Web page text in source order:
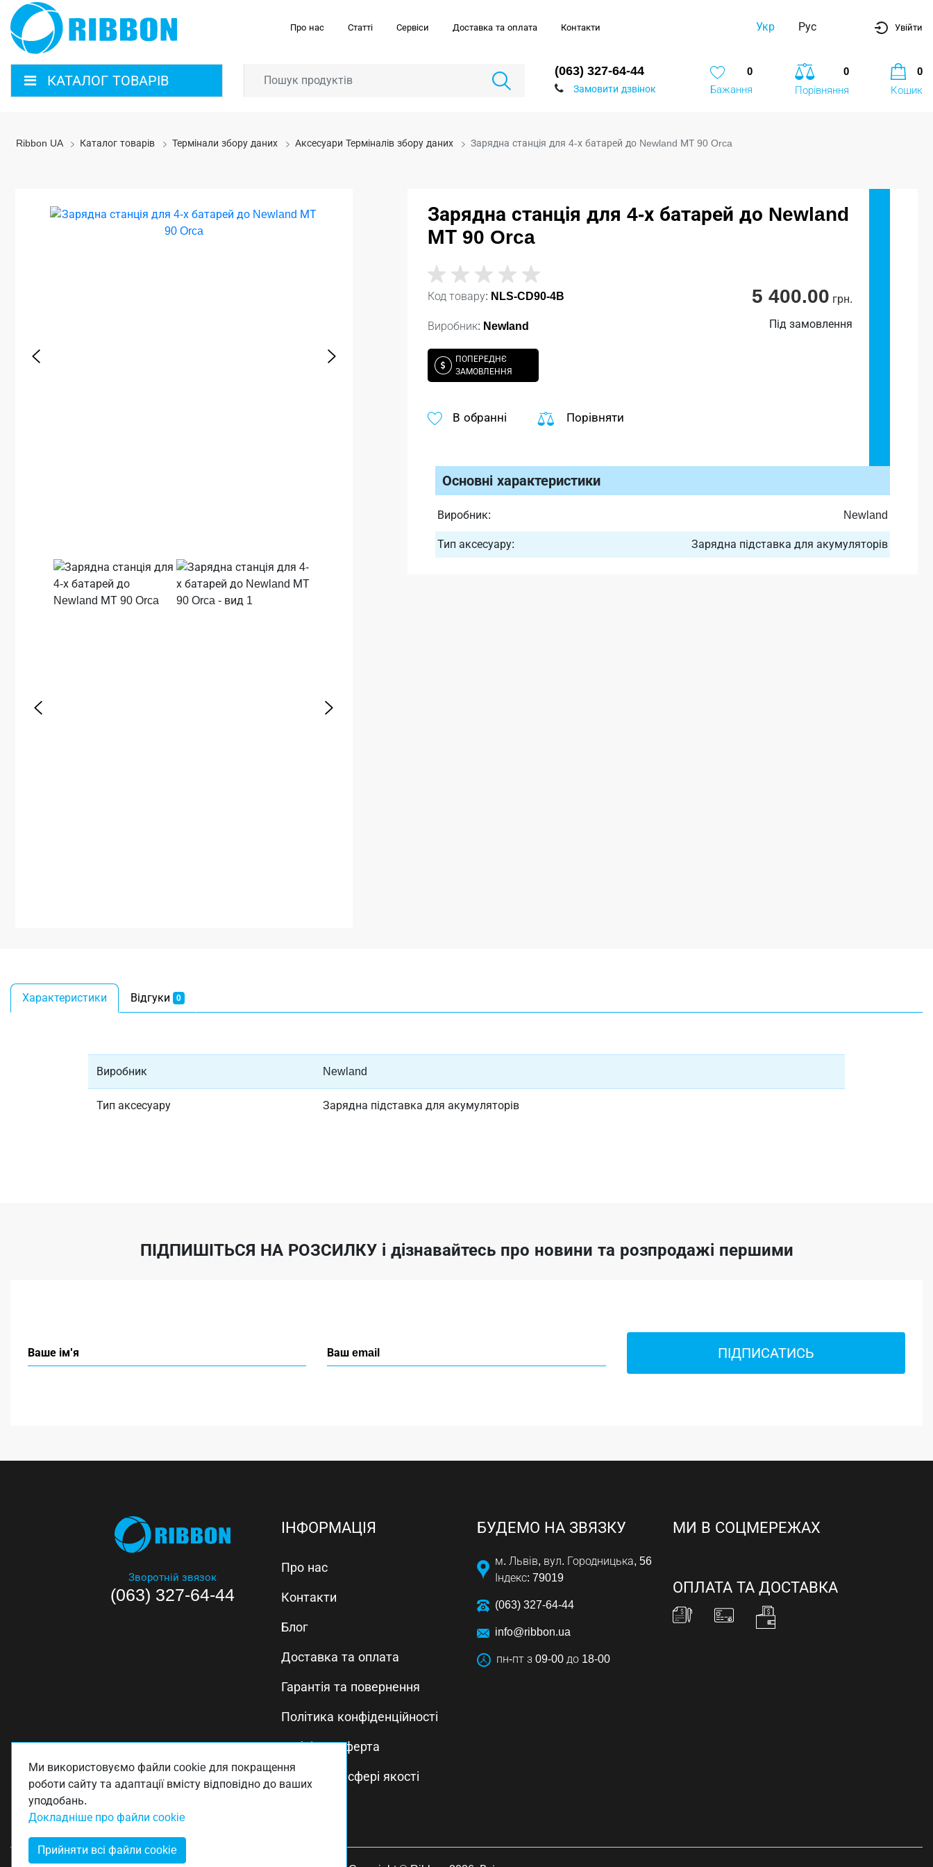
Про нас Статті Сервіси Доставка та оплата Контакти Укр Рус Увійти
КАТАЛОГ ТОВАРІВ
(063) 327-64-44
Замовити дзвінок
0
Бажання
0
Порівняння
0
Кошик
Ribbon UA Каталог товарів Термінали збору даних Аксесуари Терміналів збору даних Зарядна станція для 4-х батарей до Newland МТ 90 Orca
Зарядна станція для 4-х батарей до Newland
МТ 90 Orca
Код товару: NLS-CD90-4B 5 400.00 грн.
Виробник: Newland Під замовлення
ПОПЕРЕДНЄ
ЗАМОВЛЕННЯ
В обранні Порівняти
Основні характеристики
Виробник: Newland
Тип аксесуару: Зарядна підставка для акумуляторів
Характеристики Відгуки 0
Виробник Newland
Тип аксесуару Зарядна підставка для акумуляторів
ПІДПИШІТЬСЯ НА РОЗСИЛКУі дізнавайтесь про новини та розпродажі першими
ПІДПИСАТИСЬ
Зворотній звязок
(063) 327-64-44
ІНФОРМАЦІЯ
Про нас
Контакти
Блог
Доставка та оплата
Гарантія та повернення
Політика конфіденційності
Публічна оферта
Політика в сфері якості
БУДЕМО НА ЗВЯЗКУ
м. Львів, вул. Городницька, 56
Індекс: 79019
(063) 327-64-44
info@ribbon.ua
пн-пт з 09-00 до 18-00
МИ В СОЦМЕРЕЖАХ
ОПЛАТА ТА ДОСТАВКА
Ми використовуємо файли cookie для покращення
роботи сайту та адаптації вмісту відповідно до ваших
уподобань.
Докладніше про файли cookie
Прийняти всі файли cookie